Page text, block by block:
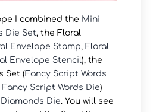
I combined the Mini
Die Set, the Floral
Envelope Stamp, Floral
Envelope Stencil), the
Set (Fancy Script Words
Fancy Script Words Die)
Die. You will see